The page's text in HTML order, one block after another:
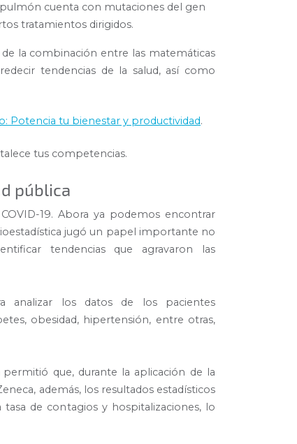
cuenta con mutaciones del gen
tratamientos dirigidos.
la combinación entre las matemáticas
tendencias de la salud, así como
Potencia tu bienestar y productividad.
tus competencias.
pública
19. Abora ya podemos encontrar
jugó un papel importante no
tendencias que agravaron las
analizar los datos de los pacientes
obesidad, hipertensión, entre otras,
que, durante la aplicación de la
además, los resultados estadísticos
de contagios y hospitalizaciones, lo